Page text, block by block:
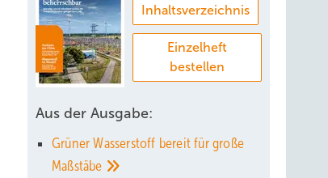
Inhaltsverzeichnis
Einzelheft
bestellen
Aus der Ausgabe:
Grüner Wasserstoff bereit für große
Maßstäbe